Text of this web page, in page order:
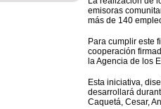
emisoras
más de 140
Para cumplir este
cooperación
la Agencia de los
Esta iniciativa,
desarrollará
Caquetá, Cesar,